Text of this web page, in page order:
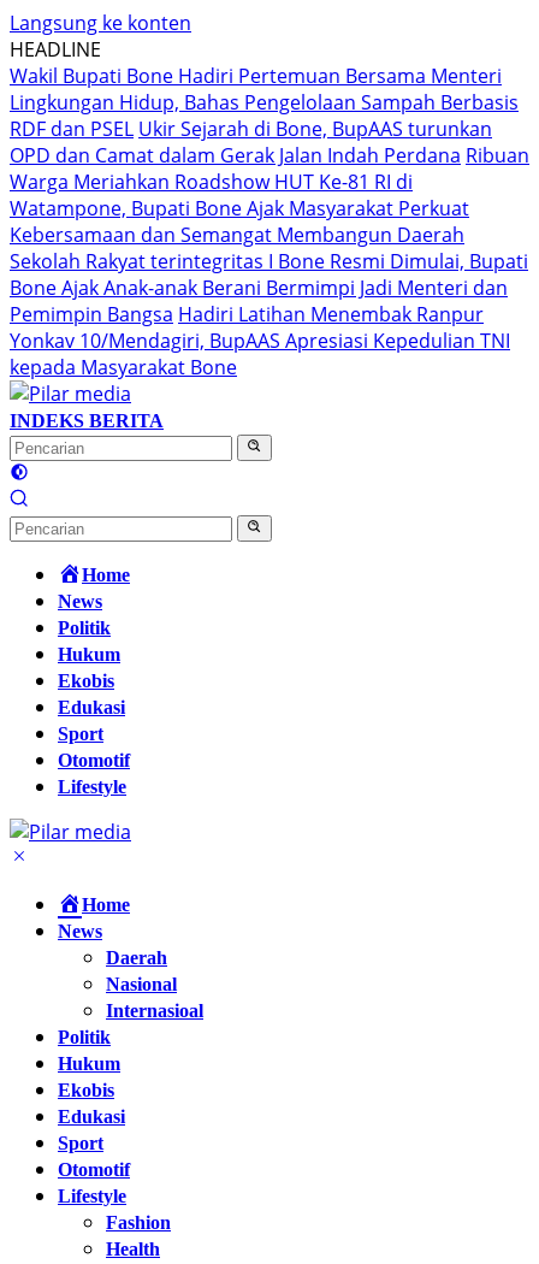
Langsung ke konten
HEADLINE
Wakil Bupati Bone Hadiri Pertemuan Bersama Menteri
Lingkungan Hidup, Bahas Pengelolaan Sampah Berbasis
RDF dan PSEL Ukir Sejarah di Bone, BupAAS turunkan
OPD dan Camat dalam Gerak Jalan Indah Perdana Ribuan
Warga Meriahkan Roadshow HUT Ke-81 RI di
Watampone, Bupati Bone Ajak Masyarakat Perkuat
Kebersamaan dan Semangat Membangun Daerah
Sekolah Rakyat terintegritas I Bone Resmi Dimulai, Bupati
Bone Ajak Anak-anak Berani Bermimpi Jadi Menteri dan
Pemimpin Bangsa Hadiri Latihan Menembak Ranpur
Yonkav 10/Mendagiri, BupAAS Apresiasi Kepedulian TNI
kepada Masyarakat Bone
INDEKS BERITA
Home
News
Politik
Hukum
Ekobis
Edukasi
Sport
Otomotif
Lifestyle
Home
News
Daerah
Nasional
Internasioal
Politik
Hukum
Ekobis
Edukasi
Sport
Otomotif
Lifestyle
Fashion
Health